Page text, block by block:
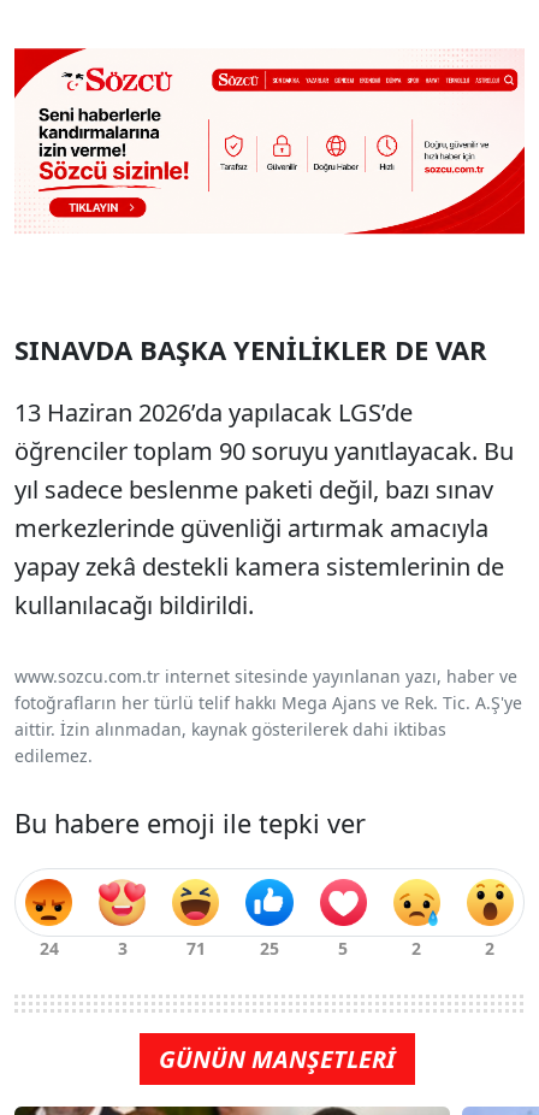
SINAVDA BAŞKA YENİLİKLER DE VAR
13 Haziran 2026’da yapılacak LGS’de
öğrenciler toplam 90 soruyu yanıtlayacak. Bu
yıl sadece beslenme paketi değil, bazı sınav
merkezlerinde güvenliği artırmak amacıyla
yapay zekâ destekli kamera sistemlerinin de
kullanılacağı bildirildi.
www.sozcu.com.tr internet sitesinde yayınlanan yazı, haber ve
fotoğrafların her türlü telif hakkı Mega Ajans ve Rek. Tic. A.Ş'ye
aittir. İzin alınmadan, kaynak gösterilerek dahi iktibas
edilemez.
Bu habere emoji ile tepki ver
GÜNÜN MANŞETLERİ